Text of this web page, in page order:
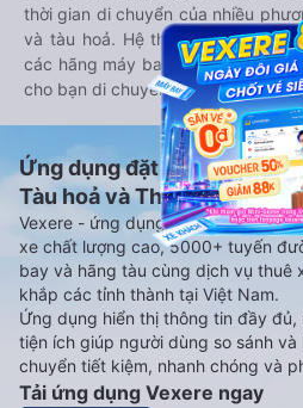
thời gian di chuyển của nhiều
và tàu hoả. Hệ thống của
các hãng máy bay, xe khách và
cho bạn di chuyển.
Ứng dụng đặt vé Xe khách,
Tàu hoả và Thuê xe
Vexere - ứng dụng đặt vé đa
xe chất lượng cao, 5000+ tuyến
bay và hãng tàu cùng dịch vụ thuê
khắp các tỉnh thành tại Việt Nam.
Ứng dụng hiển thị thông tin đầy
tiện ích giúp người dùng so sánh
chuyển tiết kiệm, nhanh chóng và
Tải ứng dụng Vexere ngay